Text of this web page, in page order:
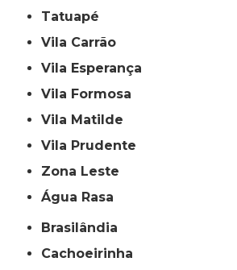
Tatuapé
Vila Carrão
Vila Esperança
Vila Formosa
Vila Matilde
Vila Prudente
Zona Leste
Água Rasa
Brasilândia
Cachoeirinha